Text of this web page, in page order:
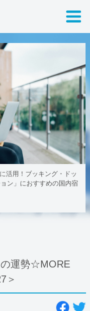
活用！ブッキング・ドッ
ン」におすすめの国内宿
の運勢☆MORE
＞